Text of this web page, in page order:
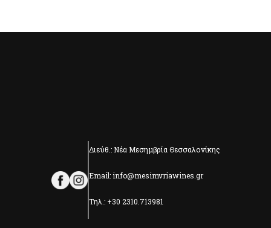
Διεύθ.: Νέα Μεσημβρία Θεσσαλονίκης
Email: info@mesimvriawines.gr
Τηλ.: +30 2310.713981